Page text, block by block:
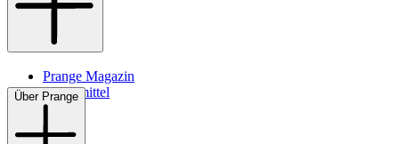
Prange Magazin
Pflegemittel
Über Prange